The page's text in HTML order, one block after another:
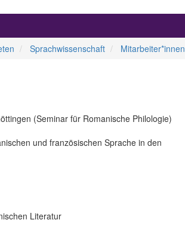
Sprachwissenschaft Mitarbeiter*innen
(Seminar für Romanische Philologie)
und französischen Sprache in den
Literatur